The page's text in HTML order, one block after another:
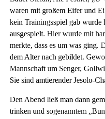
waren mit großem Eifer und
kein Trainingsspiel gab wurde
ausgespielt. Hier wurde mit
merkte, dass es um was ging.
dem Alter nach gebildet.
Mannschaft um Senger,
Sie sind amtierender Jesolo-
Den Abend ließ man dann
trinken und sogenanntem